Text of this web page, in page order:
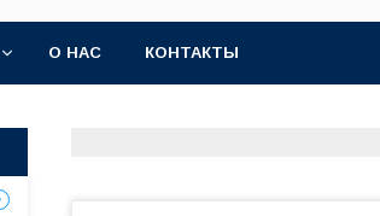
О НАС КОНТАКТЫ